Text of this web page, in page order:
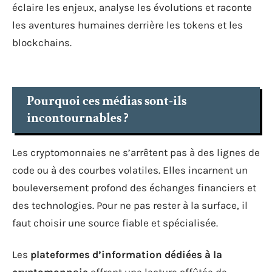
éclaire les enjeux, analyse les évolutions et raconte
les aventures humaines derrière les tokens et les
blockchains.
Pourquoi ces médias sont-ils
incontournables ?
Les cryptomonnaies ne s’arrêtent pas à des lignes de
code ou à des courbes volatiles. Elles incarnent un
bouleversement profond des échanges financiers et
des technologies. Pour ne pas rester à la surface, il
faut choisir une source fiable et spécialisée.
Les plateformes d’information dédiées à la